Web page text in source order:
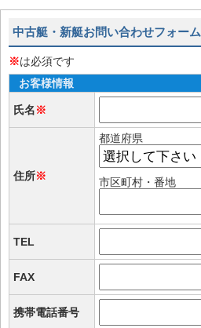
中古艇・新艇お問い合わせフォーム
※は必須です
お客様情報
氏名※
住所※
都道府県
市区町村・番地
TEL
FAX
携帯電話番号